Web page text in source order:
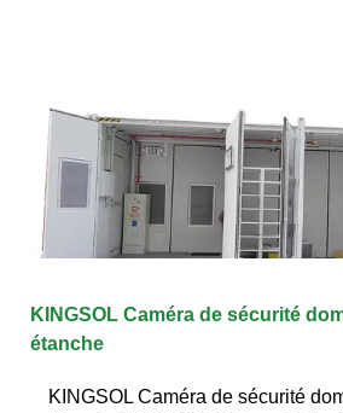
KINGSOL Caméra de sécurité
étanche
KINGSOL Caméra de sécurité